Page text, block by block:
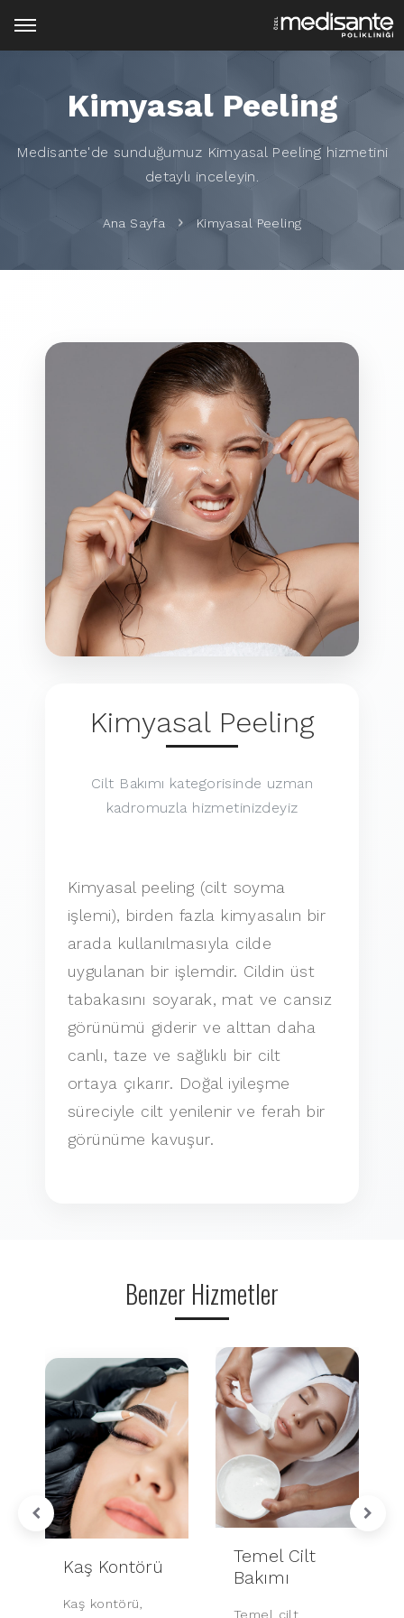
Kimyasal Peeling
Medisante'de sunduğumuz Kimyasal Peeling hizmetini
detaylı inceleyin.
Ana Sayfa Kimyasal Peeling
Kimyasal Peeling
Cilt Bakımı kategorisinde uzman
kadromuzla hizmetinizdeyiz
Kimyasal peeling (cilt soyma
işlemi), birden fazla kimyasalın bir
arada kullanılmasıyla cilde
uygulanan bir işlemdir. Cildin üst
tabakasını soyarak, mat ve cansız
görünümü giderir ve alttan daha
canlı, taze ve sağlıklı bir cilt
ortaya çıkarır. Doğal iyileşme
süreciyle cilt yenilenir ve ferah bir
görünüme kavuşur.
Benzer Hizmetler
Kaş Kontörü
Kaş kontörü,
Temel Cilt
Bakımı
Temel cilt